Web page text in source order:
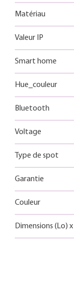
Matériau
Valeur IP
Smart home
Hue_couleur
Bluetooth
Voltage
Type de spot
Garantie
Couleur
Dimensions (Lo) x